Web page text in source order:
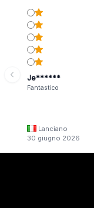
Je******
Fantastico
Lanciano
30 giugno 2026